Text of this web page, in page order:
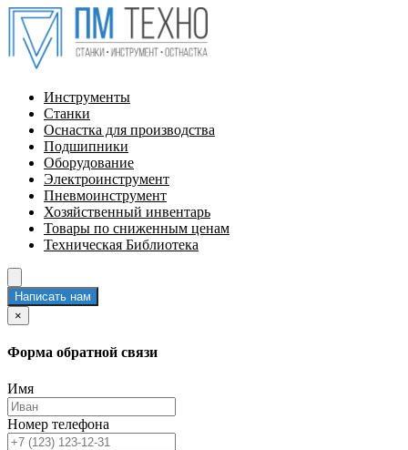
Инструменты
Станки
Оснастка для производства
Подшипники
Оборудование
Электроинструмент
Пневмоинструмент
Хозяйственный инвентарь
Товары по сниженным ценам
Техническая Библиотека
Написать нам
×
Форма обратной связи
Имя
Номер телефона